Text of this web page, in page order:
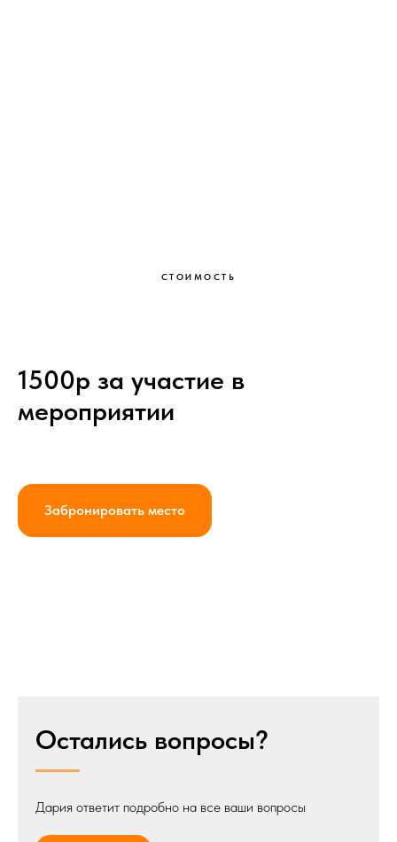
СТОИМОСТЬ
1500р за участие в
мероприятии
Забронировать место
Остались вопросы?
Дария ответит подробно на все ваши вопросы